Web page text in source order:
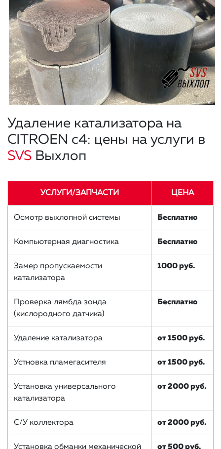
Удаление катализатора на
CITROEN c4: цены на услуги в
SVS Выхлоп
УСЛУГИ/ЗАПЧАСТИ ЦЕНА
Осмотр выхлопной системы Бесплатно
Компьютерная диагностика Бесплатно
Замер пропускаемости
катализатора
1000 руб.
Проверка лямбда зонда
(кислородного датчика)
Бесплатно
Удаление катализатора от 1500 руб.
Устновка пламегасителя от 1500 руб.
Установка универсального
катализатора
от 2000 руб.
С/У коллектора от 2000 руб.
Установка обманки механической от 500 руб.